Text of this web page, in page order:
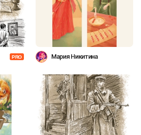
PRO Мария Никитина